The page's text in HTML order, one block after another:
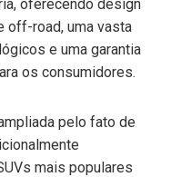
oferecendo design
off-road, uma vasta
e uma garantia
os consumidores.
pelo fato de
mais populares